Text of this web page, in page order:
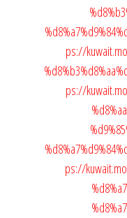
ps://
ps://
ps://